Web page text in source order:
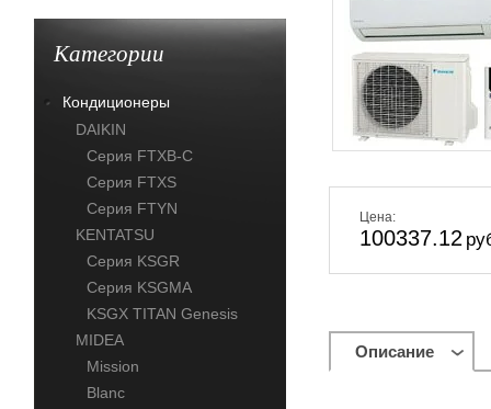
Цена:
100337.12
Описание
Категории
Кондиционеры
DAIKIN
Серия FTXB-C
Серия FTXS
Серия FTYN
KENTATSU
Серия KSGR
Серия KSGMA
KSGХ TITAN Genesis
MIDEA
Mission
Blanc